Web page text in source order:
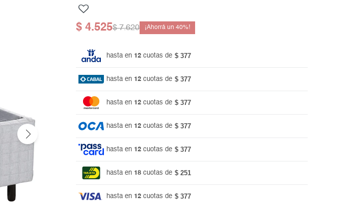
$ 4.525$ 7.620 40
hasta en 12 cuotas de $ 377
hasta en 12 cuotas de $ 377
hasta en 12 cuotas de $ 377
hasta en 12 cuotas de $ 377
hasta en 12 cuotas de $ 377
hasta en 18 cuotas de $ 251
hasta en 12 cuotas de $ 377